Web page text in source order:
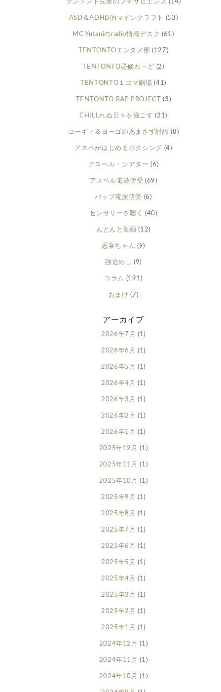
テントント先輩のプチサピエンス (14)
ASD＆ADHD的マインクラフト (53)
MC Yutaniのradio情報デスク (61)
TENTONTOエンタメ部 (127)
TENTONTO必修わ～ど (2)
TENTONTO１コマ劇場 (41)
TENTONTO RAP PROJECT (3)
CHILLれぬ日々を過ごす (21)
コーギィ＆ヨーゴのあまさず討論 (8)
アスペがはじめるボクシング (4)
アスペル・シアター (6)
アスペル電波傍受 (69)
バップ電波傍受 (6)
センサリーを聴く (40)
んとんと動画 (12)
思案ちゃん (9)
強迫めし (9)
コラム (191)
おまけ (7)
アーカイブ
2026年7月 (1)
2026年6月 (1)
2026年5月 (1)
2026年4月 (1)
2026年3月 (1)
2026年2月 (1)
2026年1月 (1)
2025年12月 (1)
2025年11月 (1)
2025年10月 (1)
2025年9月 (1)
2025年8月 (1)
2025年7月 (1)
2025年6月 (1)
2025年5月 (1)
2025年4月 (1)
2025年3月 (1)
2025年2月 (1)
2025年1月 (1)
2024年12月 (1)
2024年11月 (1)
2024年10月 (1)